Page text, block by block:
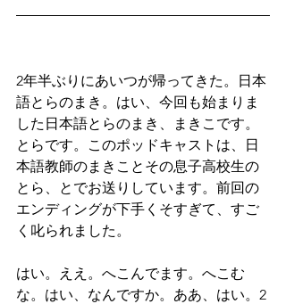
2年半ぶりにあいつが帰ってきた。日本
語とらのまき。はい、今回も始まりま
した日本語とらのまき、まきこです。
とらです。このポッドキャストは、日
本語教師のまきことその息子高校生の
とら、とでお送りしています。前回の
エンディングが下手くそすぎて、すご
く叱られました。
はい。ええ。へこんでます。へこむ
な。はい、なんですか。ああ、はい。2